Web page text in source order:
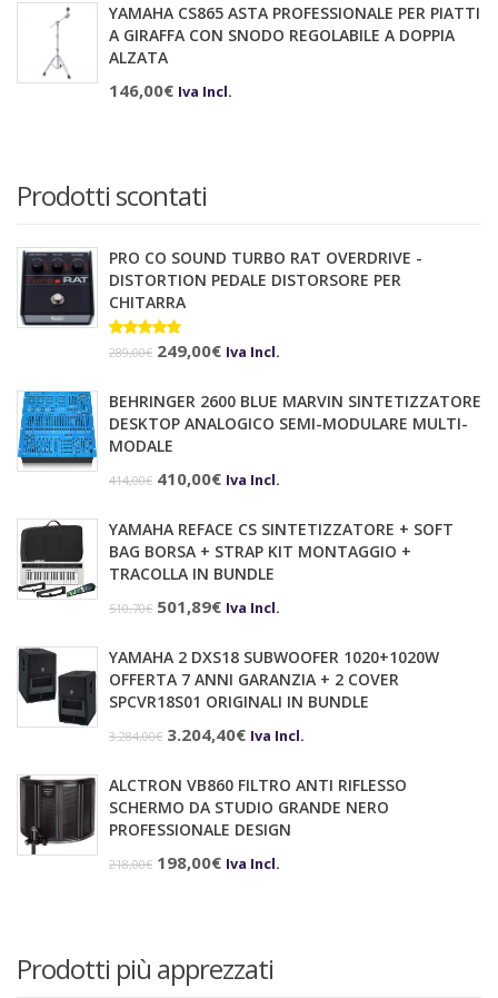
YAMAHA CS865 ASTA PROFESSIONALE PER PIATTI
A GIRAFFA CON SNODO REGOLABILE A DOPPIA
ALZATA
146,00€ Iva Incl.
Prodotti scontati
PRO CO SOUND TURBO RAT OVERDRIVE -
DISTORTION PEDALE DISTORSORE PER
CHITARRA
Valutato
5.00
289,00€ Il
originale
era:
289,00€.
249,00€Il
attuale
249,00€.
Iva Incl.
BEHRINGER 2600 BLUE MARVIN SINTETIZZATORE
DESKTOP ANALOGICO SEMI-MODULARE MULTI-
MODALE
414,00€ Il
originale
era:
414,00€.
410,00€Il
attuale
è:
410,00€.
Iva Incl.
YAMAHA REFACE CS SINTETIZZATORE + SOFT
BAG BORSA + STRAP KIT MONTAGGIO +
TRACOLLA IN BUNDLE
510,70€ Il
originale
era:
510,70€.
501,89€Il
attuale
è:
501,89€.
Iva Incl.
YAMAHA 2 DXS18 SUBWOOFER 1020+1020W
OFFERTA 7 ANNI GARANZIA + 2 COVER
SPCVR18S01 ORIGINALI IN BUNDLE
3.284,00€ Il
originale
era:
3.284,00€.
3.204,40€Il
attuale
è:
3.204,40€.
Iva Incl.
ALCTRON VB860 FILTRO ANTI RIFLESSO
SCHERMO DA STUDIO GRANDE NERO
PROFESSIONALE DESIGN
218,00€ Il
218,00€.
198,00€Il
198,00€.
Iva Incl.
Prodotti più apprezzati